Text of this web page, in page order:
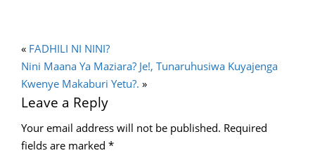
« FADHILI NI NINI?
Nini Maana Ya Maziara? Je!, Tunaruhusiwa Kuyajenga
Kwenye Makaburi Yetu?. »
Leave a Reply
Your email address will not be published. Required
fields are marked *